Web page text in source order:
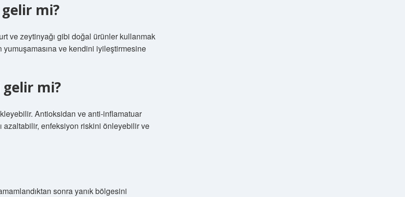
gelir mi?
ve zeytinyağı gibi doğal ürünler kullanmak
ve kendini iyileştirmesine
mi?
Antioksidan ve anti-inflamatuar
azaltabilir, enfeksiyon riskini önleyebilir ve
sonra yanık bölgesini